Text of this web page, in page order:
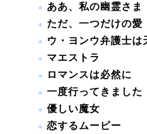
ああ、私の幽霊さま
ただ、一つだけの愛
ウ・ヨンウ弁護士は
マエストラ
ロマンスは必然に
一度行ってきました
優しい魔女
恋するムービー